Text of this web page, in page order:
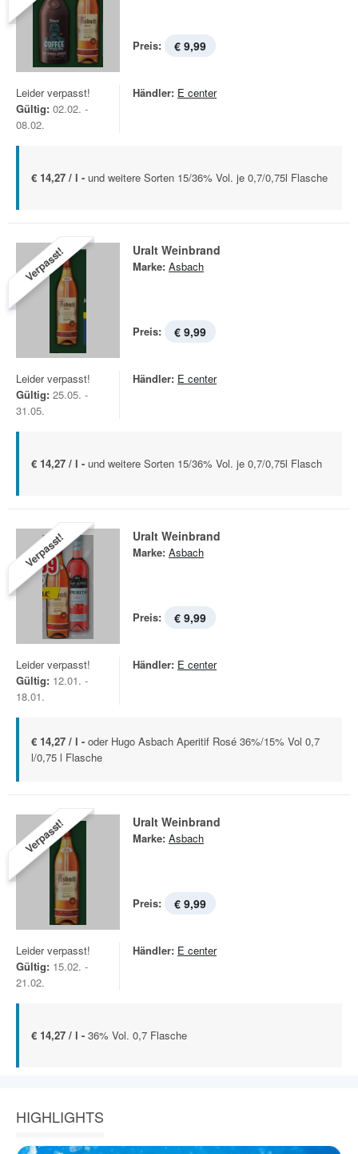
Preis: € 9,99
Leider verpasst!
Gültig: 02.02. -
08.02.
Händler: E center
€ 14,27 / l - und weitere Sorten 15/36% Vol. je 0,7/0,75l Flasche
Verpasst! Uralt Weinbrand
Marke: Asbach
Preis: € 9,99
Leider verpasst!
Gültig: 25.05. -
31.05.
Händler: E center
€ 14,27 / l - und weitere Sorten 15/36% Vol. je 0,7/0,75l Flasch
Verpasst! Uralt Weinbrand
Marke: Asbach
Preis: € 9,99
Leider verpasst!
Gültig: 12.01. -
18.01.
Händler: E center
€ 14,27 / l - oder Hugo Asbach Aperitif Rosé 36%/15% Vol 0,7
l/0,75 l Flasche
Verpasst! Uralt Weinbrand
Marke: Asbach
Preis: € 9,99
Leider verpasst!
Gültig: 15.02. -
21.02.
Händler: E center
€ 14,27 / l - 36% Vol. 0,7 Flasche
HIGHLIGHTS